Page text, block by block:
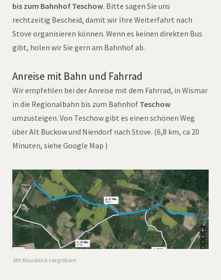
bis zum Bahnhof Teschow. Bitte sagen Sie uns
rechtzeitig Bescheid, damit wir Ihre Weiterfahrt nach
Stove organisieren können. Wenn es keinen direkten Bus
gibt, holen wir Sie gern am Bahnhof ab.
Anreise mit Bahn und Fahrrad
Wir empfehlen bei der Anreise mit dem Fahrrad, in Wismar
in die Regionalbahn bis zum Bahnhof Teschow
umzusteigen. Von Teschow gibt es einen schönen Weg
über Alt Buckow und Niendorf nach Stove. (6,8 km, ca 20
Minuten, siehe Google Map )
Mit Mausklick vergrößern